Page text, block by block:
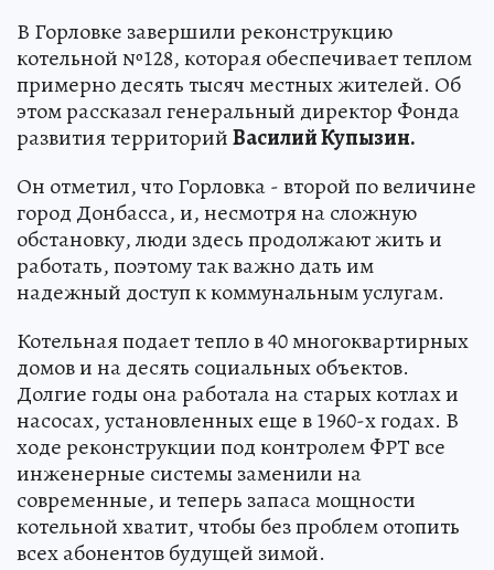
В Горловке завершили реконструкцию
котельной №128, которая обеспечивает теплом
примерно десять тысяч местных жителей. Об
этом рассказал генеральный директор Фонда
развития территорийВасилий Купызин.
Он отметил, что Горловка - второй по величине
город Донбасса, и, несмотря на сложную
обстановку, люди здесь продолжают жить и
работать, поэтому так важно дать им
надежный доступ к коммунальным услугам.
Котельная подает тепло в 40 многоквартирных
домов и на десять социальных объектов.
Долгие годы она работала на старых котлах и
насосах, установленных еще в 1960-х годах. В
ходе реконструкции под контролем ФРТ все
инженерные системы заменили на
современные, и теперь запаса мощности
котельной хватит, чтобы без проблем отопить
всех абонентов будущей зимой.